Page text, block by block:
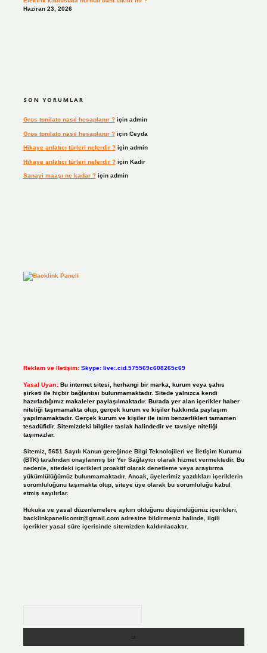
Haziran 23, 2026
SON YORUMLAR
Gros tonilato nasıl hesaplanır ?için admin
Gros tonilato nasıl hesaplanır ?için Ceyda
Hikaye anlatıcı türleri nelerdir ?için admin
Hikaye anlatıcı türleri nelerdir ?için Kadir
Sanayi maaşı ne kadar ?için admin
Reklam ve İletişim: Skype: live:.cid.575569c608265c69
Yasal Uyarı: Bu internet sitesi, herhangi bir marka, kurum veya şahıs
şirketi ile hiçbir bağlantısı bulunmamaktadır. Sitede yalnızca kendi
hazırladığımız makaleler paylaşılmaktadır. Burada yer alan içerikler haber
niteliği taşımamakta olup, gerçek kurum ve kişiler hakkında paylaşım
yapılmamaktadır. Gerçek kurum ve kişiler ile isim benzerlikleri tamamen
tesadüfidir. Sitemizdeki bilgiler taslak halindedir ve tavsiye niteliği
taşımazlar.
Sitemiz, 5651 Sayılı Kanun gereğince Bilgi Teknolojileri ve İletişim Kurumu
(BTK) tarafından onaylanmış bir Yer Sağlayıcı olarak hizmet vermektedir. Bu
nedenle, sitedeki içerikleri proaktif olarak denetleme veya araştırma
yükümlülüğümüz bulunmamaktadır. Ancak, üyelerimiz yazdıkları içeriklerin
sorumluluğunu taşımakta olup, siteye üye olarak bu sorumluluğu kabul
etmiş sayılırlar.
Hukuka ve yasal düzenlemelere aykırı olduğunu düşündüğünüz içerikleri,
backlinkpanelicomtr@gmail.comadresine bildirmeniz halinde, ilgili
içerikler yasal süre içerisinde sitemizden kaldırılacaktır.